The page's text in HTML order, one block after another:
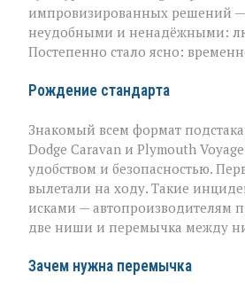
импровизированных решений —
неудобными и ненадёжными:
Постепенно стало ясно:
Рождение стандарта
Знакомый всем формат
Dodge Caravan и Plymouth
удобством и безопасностью.
вылетали на ходу. Такие
исками — автопроизводителям
две ниши и перемычка между
Зачем нужна перемычка